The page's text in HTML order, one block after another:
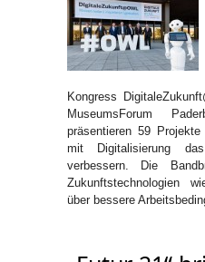
Kongress
MuseumsForum
präsentieren 59
mit Digitalisierung
verbessern. Die
Zukunftstechnologien
über bessere